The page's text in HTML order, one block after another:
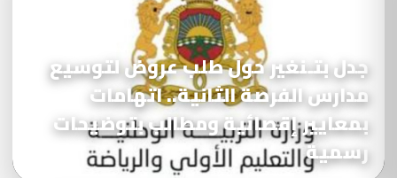
جدل بتـنغير حول طلب عروض لتوسيع
مدارس الفرصة الثانية.. اتهامات
بمعايير إقصائية ومطالب بتوضيحات
رسمية